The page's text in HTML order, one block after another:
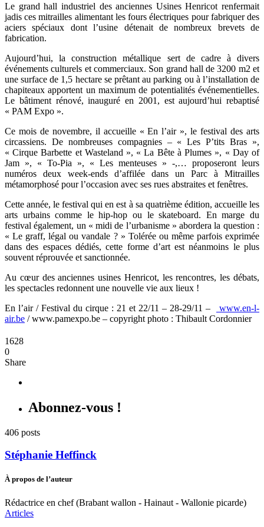
Le grand hall industriel des anciennes Usines Henricot renfermait
jadis ces mitrailles alimentant les fours électriques pour fabriquer des
aciers spéciaux dont l’usine détenait de nombreux brevets de
fabrication.
Aujourd’hui, la construction métallique sert de cadre à divers
événements culturels et commerciaux. Son grand hall de 3200 m2 et
une surface de 1,5 hectare se prêtant au parking ou à l’installation de
chapiteaux apportent un maximum de potentialités événementielles.
Le bâtiment rénové, inauguré en 2001, est aujourd’hui rebaptisé
« PAM Expo ».
Ce mois de novembre, il accueille « En l’air », le festival des arts
circassiens. De nombreuses compagnies – « Les P’tits Bras »,
« Cirque Barbette et Wasteland », « La Bête à Plumes », « Day of
Jam », « To-Pia », « Les menteuses » -,… proposeront leurs
numéros deux week-ends d’affilée dans un Parc à Mitrailles
métamorphosé pour l’occasion avec ses rues abstraites et fenêtres.
Cette année, le festival qui en est à sa quatrième édition, accueille les
arts urbains comme le hip-hop ou le skateboard. En marge du
festival également, un « midi de l’urbanisme » abordera la question :
« Le graff, légal ou vandale ? » Tolérée ou même parfois exprimée
dans des espaces dédiés, cette forme d’art est néanmoins le plus
souvent réprouvée et sanctionnée.
Au cœur des anciennes usines Henricot, les rencontres, les débats,
les spectacles redonnent une nouvelle vie aux lieux !
En l’air / Festival du cirque : 21 et 22/11 – 28-29/11 –
www.en-l-
air.be / www.pamexpo.be – copyright photo : Thibault Cordonnier
1628
0
Share
Abonnez-vous !
406 posts
Stéphanie Heffinck
À propos de l’auteur
Rédactrice en chef (Brabant wallon - Hainaut - Wallonie picarde)
Articles